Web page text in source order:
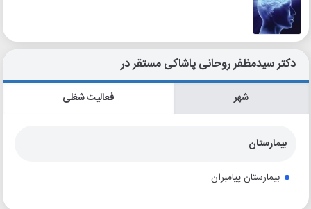
دکتر سیدمظفر روحانی پاشاکی مستقر در
شهر فعالیت شغلی
بیمارستان
بیمارستان پیامبران